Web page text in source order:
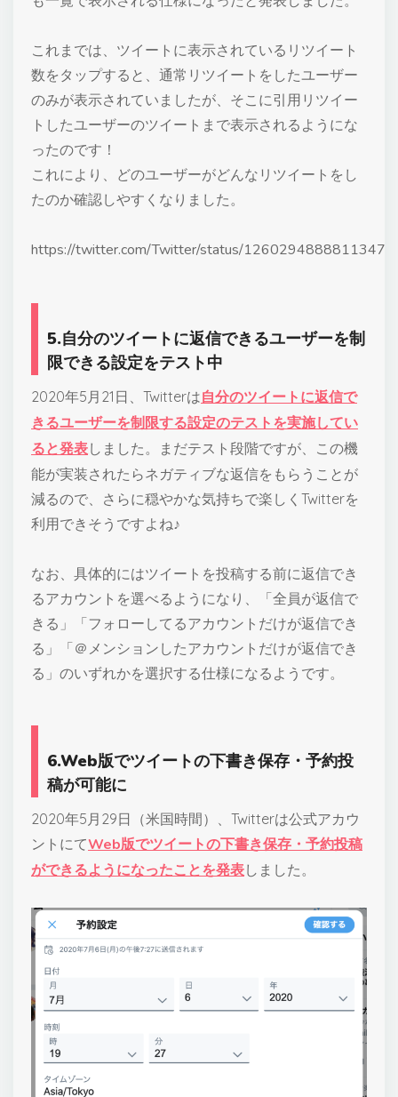
これまでは、ツイートに表示されているリツイート
数をタップすると、通常リツイートをしたユーザー
のみが表示されていましたが、そこに引用リツイー
トしたユーザーのツイートまで表示されるようにな
ったのです！
これにより、どのユーザーがどんなリツイートをし
たのか確認しやすくなりました。
https://twitter.com/Twitter/status/
5.自分のツイートに返信できるユーザーを制
限できる設定をテスト中
2020年5月21日、Twitterは自分のツイートに返信で
きるユーザーを制限する設定のテストを実施してい
ると発表しました。まだテスト段階ですが、この機
能が実装されたらネガティブな返信をもらうことが
減るので、さらに穏やかな気持ちで楽しくTwitterを
利用できそうですよね♪
なお、具体的にはツイートを投稿する前に返信でき
るアカウントを選べるようになり、「全員が返信で
きる」「フォローしてるアカウントだけが返信でき
る」「＠メンションしたアカウントだけが返信でき
る」のいずれかを選択する仕様になるようです。
6.Web版でツイートの下書き保存・予約投
稿が可能に
2020年5月29日（米国時間）、Twitterは公式アカウ
ントにてWeb版でツイートの下書き保存・予約投稿
ができるようになったことを発表しました。